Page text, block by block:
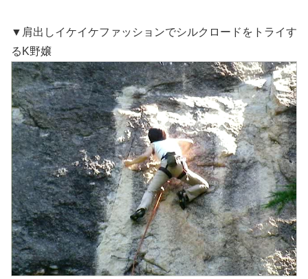
▼肩出しイケイケファッションでシルクロードをトライす
るK野嬢